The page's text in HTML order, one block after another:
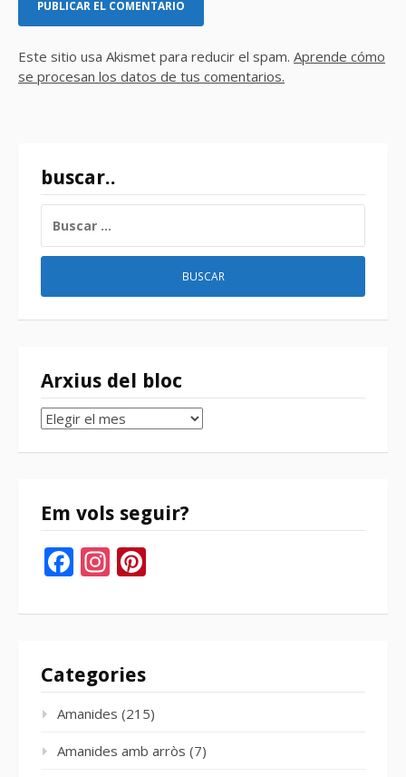
Este sitio usa Akismet para reducir el spam. Aprende cómo
se procesan los datos de tus comentarios.
buscar..
Arxius del bloc
Arxius
bloc
Em vols seguir?
Facebook
Instagram
Categories
Amanides (215)
Amanides amb arròs (7)